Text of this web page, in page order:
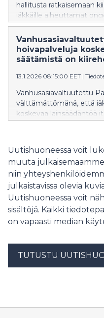
hallitusta ratkaisemaan
iäkkäille aiheuttamat
digitalisoituminen ja
estävät tällä hetkellä
itsenäistä, aktiivista ja
nostaa ongelman esiin
hoivapalveluja
säätämistä on
13.1.2026 08:15:00 EET |
Vanhusasiavaltuutettu
välttämättömänä, että
koskevaa lainsäädäntöä
iäkkäiden
käytäntöjä tilanteisiin,
itsemääräämisoikeutta
puuttuminen altistaa
liialliselle rajoittamiselle ja
vaaratilanteille.
Uutishuoneessa voit
muuta
niin
julkaistavissa olevia
Uutishuoneessa voit
sisältöjä. Kaikki
on vapaasti median
TUTUSTU